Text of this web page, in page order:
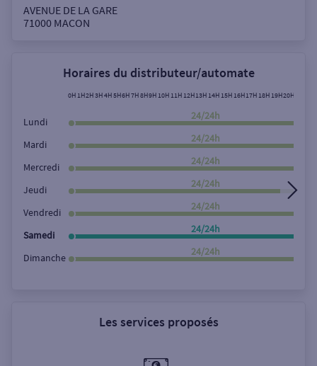
Rue
AVENUE DE LA GARE
71000 MACON
Horaires du distributeur/automate
0H 1H2H3H4H5H6H7H8H9H 10H 11H 12H13H 14H 15H 16H17H 18H 19H20H
Lundi
24/24h
Mardi
24/24h
Mercredi
24/24h
Jeudi
24/24h
Vendredi
24/24h
Samedi
24/24h
Dimanche
24/24h
Les services proposés